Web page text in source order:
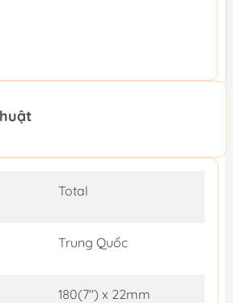
Total
Trung Quốc
180(7") x 22mm